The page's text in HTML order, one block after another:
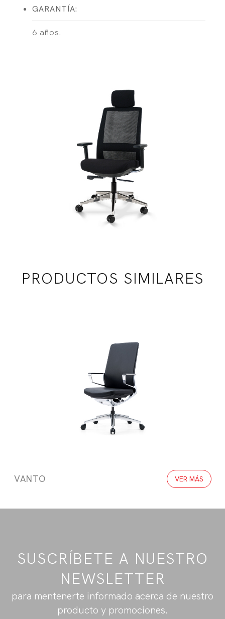
GARANTÍA:
6 años.
PRODUCTOS SIMILARES
VANTO VER MÁS
SUSCRÍBETE A NUESTRO
NEWSLETTER
para mentenerte informado acerca de nuestro
producto y promociones.